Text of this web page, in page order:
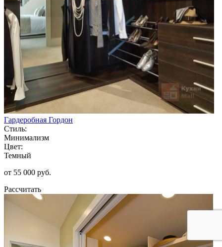
Гардеробная Гордон
Стиль:
Минимализм
Цвет:
Темный
от 55 000 руб.
Рассчитать